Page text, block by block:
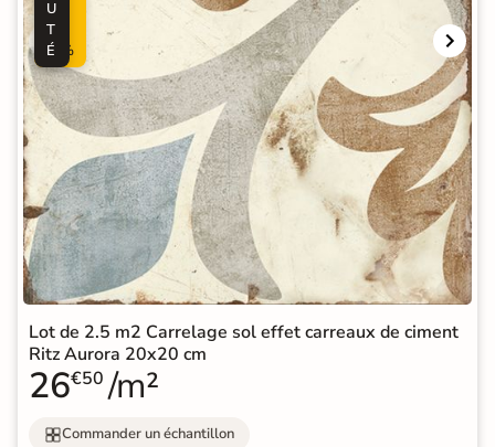
%
U
T
É
Lot de 2.5 m2 Carrelage sol effet carreaux de ciment
Ritz Aurora 20x20 cm
26€50 /m²
Commander un échantillon